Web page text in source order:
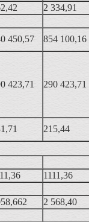
2 334,91
450,57 854 100,16
423,71 290 423,71
215,44
1111,36
2 568,40